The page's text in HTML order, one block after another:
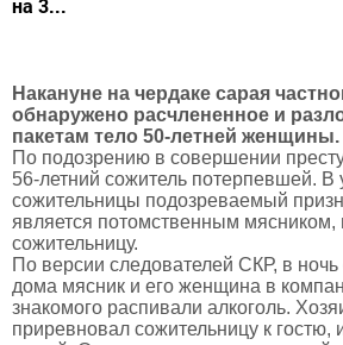
на 3...
Накануне на чердаке сарая
обнаружено расчлененное и
пакетам тело 50-летней женщины.
По подозрению в совершении
56-летний сожитель потерпевшей. В
сожительницы подозреваемый
является потомственным мясником,
сожительницу.
По версии следователей СКР, в
дома мясник и его женщина в
знакомого распивали алкоголь.
приревновал сожительницу к гостю,